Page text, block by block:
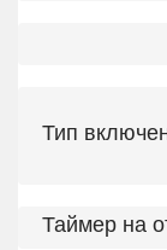
Тип
Таймер на